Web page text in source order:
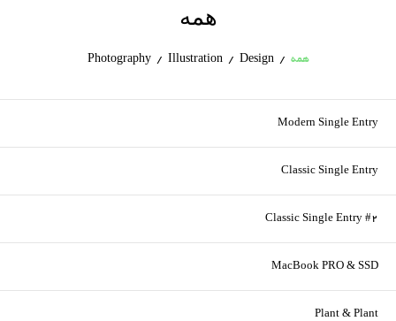
همه
همه /
Design
/
Illustration
/
Photography
Modern Single Entry
Classic Single Entry
Classic Single Entry #2
MacBook PRO & SSD
Plant & Plant